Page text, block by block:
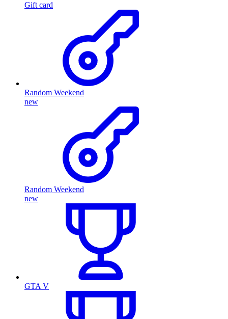
Gift card
Random Weekend
new
Random Weekend
new
GTA V